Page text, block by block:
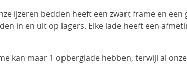
ijzeren bedden heeft een zwart frame en
in en uit op lagers. Elke lade heeft een
kan maar 1 opberglade hebben, terwijl al